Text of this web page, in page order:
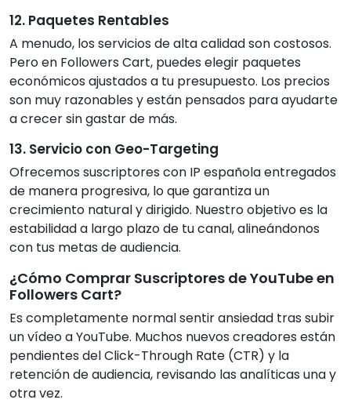
12. Paquetes Rentables
A menudo, los servicios de alta calidad son costosos.
Pero en Followers Cart, puedes elegir paquetes
económicos ajustados a tu presupuesto. Los precios
son muy razonables y están pensados para ayudarte
a crecer sin gastar de más.
13. Servicio con Geo-Targeting
Ofrecemos suscriptores con IP española entregados
de manera progresiva, lo que garantiza un
crecimiento natural y dirigido. Nuestro objetivo es la
estabilidad a largo plazo de tu canal, alineándonos
con tus metas de audiencia.
¿Cómo Comprar Suscriptores de YouTube en
Followers Cart?
Es completamente normal sentir ansiedad tras subir
un vídeo a YouTube. Muchos nuevos creadores están
pendientes del Click-Through Rate (CTR) y la
retención de audiencia, revisando las analíticas una y
otra vez.